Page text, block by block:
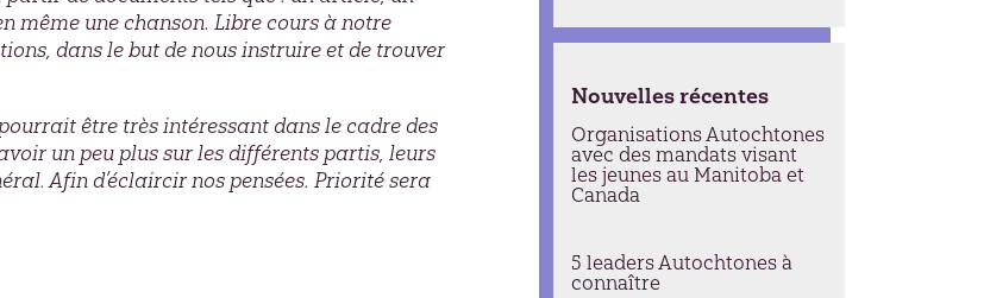
même une chanson. Libre cours à notre
dans le but de nous instruire et de trouver
être très intéressant dans le cadre des
un peu plus sur les différents partis, leurs
Afin d’éclaircir nos pensées. Priorité sera
Nouvelles récentes
Organisations Autochtones
avec des mandats visant
les jeunes au Manitoba et
Canada
5 leaders Autochtones à
connaître